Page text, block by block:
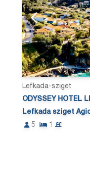
Lefkada-sziget
ODYSSEY HOTEL
Lefkada sziget
5
1